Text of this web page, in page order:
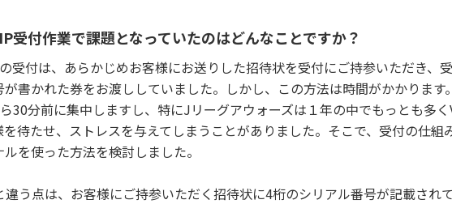
受付作業で課題となっていたのはどんなことですか？
受付は、あらかじめお客様にお送りした招待状を受付にご持参いただき、
が書かれた券をお渡ししていました。しかし、この方法は時間がかかりま
30分前に集中しますし、特にJリーグアウォーズは１年の中でもっとも多
を待たせ、ストレスを与えてしまうことがありました。そこで、受付の仕
を使った方法を検討しました。
違う点は、お客様にご持参いただく招待状に4桁のシリアル番号が記載され